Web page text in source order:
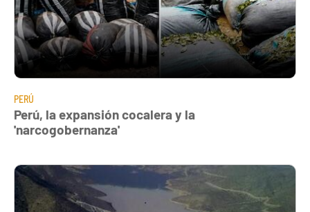
PERÚ
Perú, la expansión cocalera y la
'narcogobernanza'